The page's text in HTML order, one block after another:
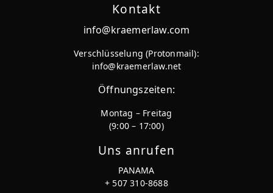
Kontakt
info@kraemerlaw.com
Verschlüsselung (Protonmail):
info@kraemerlaw.net
Öffnungszeiten:
Montag – Freitag
(9:00 – 17:00)
Uns anrufen
PANAMA
+ 507 310-8688